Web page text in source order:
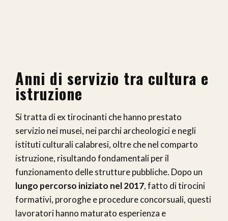
Anni di servizio tra cultura e
istruzione
Si tratta di ex tirocinanti che hanno prestato
servizio nei musei, nei parchi archeologici e negli
istituti culturali calabresi, oltre che nel comparto
istruzione, risultando fondamentali per il
funzionamento delle strutture pubbliche. Dopo un
lungo percorso iniziato nel 2017, fatto di tirocini
formativi, proroghe e procedure concorsuali, questi
lavoratori hanno maturato esperienza e